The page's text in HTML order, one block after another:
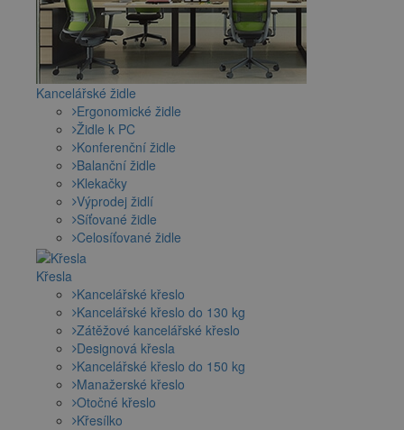
Kancelářské židle
Ergonomické židle
Židle k PC
Konferenční židle
Balanční židle
Klekačky
Výprodej židlí
Síťované židle
Celosíťované židle
Křesla
Kancelářské křeslo
Kancelářské křeslo do 130 kg
Zátěžové kancelářské křeslo
Designová křesla
Kancelářské křeslo do 150 kg
Manažerské křeslo
Otočné křeslo
Křesílko